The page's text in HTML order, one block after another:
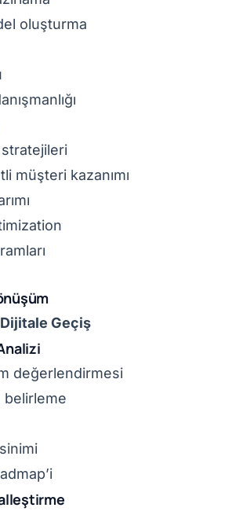
oluşturma
stratejileri
müşteri kazanımı
Geçiş
değerlendirmesi
belirleme